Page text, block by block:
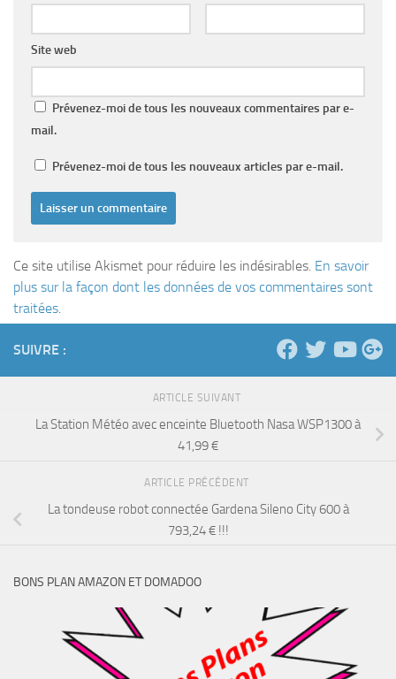
Site web
Prévenez-moi de tous les nouveaux commentaires par e-
mail.
Prévenez-moi de tous les nouveaux articles par e-mail.
Ce site utilise Akismet pour réduire les indésirables. En savoir
plus sur la façon dont les données de vos commentaires sont
traitées.
SUIVRE :
ARTICLE SUIVANT
La Station Météo avec enceinte Bluetooth Nasa WSP1300 à
41,99 €
ARTICLE PRÉCÉDENT
La tondeuse robot connectée Gardena Sileno City 600 à
793,24 € !!!
BONS PLAN AMAZON ET DOMADOO